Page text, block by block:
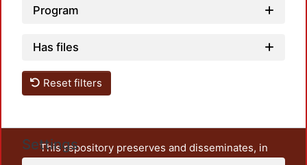
Program
Has files
Reset filters
Settings
This repository preserves and disseminates, in